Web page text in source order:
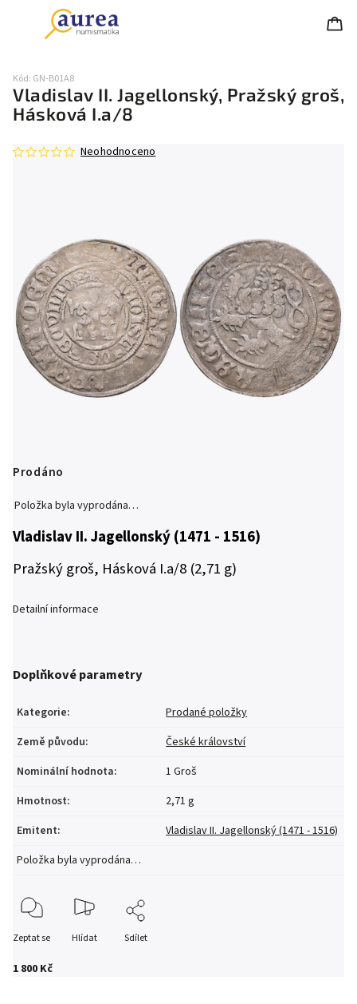
Vladislav II. Jagellonský, Pražský groš,
Hásková I.a/8
Kód: GN-B01A8
Neohodnoceno
1 800 Kč
Prodáno
Položka byla vyprodána…
Vladislav II. Jagellonský (1471 - 1516)
Pražský groš, Hásková I.a/8 (2,71 g)
Detailní informace
Doplňkové parametry
Kategorie:
Prodané položky
Země původu:
České království
Nominální hodnota:
1 Groš
Hmotnost:
2,71 g
Emitent:
Vladislav II. Jagellonský (1471 - 1516)
Položka byla vyprodána…
Zeptat se Hlídat Sdílet